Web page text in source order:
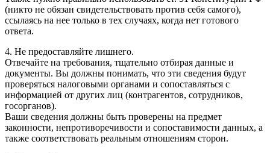
(никто не обязан свидетельствовать против себя самого),
ссылаясь на нее только в тех случаях, когда нет готового
ответа.
4. Не предоставляйте лишнего.
Отвечайте на требования, тщательно отбирая данные и
документы. Вы должны понимать, что эти сведения будут
проверяться налоговыми органами и сопоставляться с
информацией от других лиц (контрагентов, сотрудников,
госорганов).
Ваши сведения должны быть проверены на предмет
законности, непротиворечивости и сопоставимости данных, а
также соответствовать реальным отношениям сторон.